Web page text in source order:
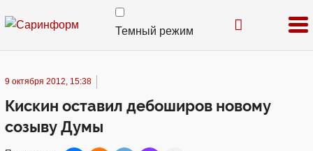
Темный режим
9 октября 2012, 15:38
Кискин оставил дебоширов новому
созыву Думы